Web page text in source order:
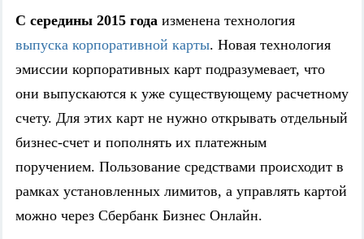
С середины 2015 года изменена технология
выпуска корпоративной карты. Новая технология
эмиссии корпоративных карт подразумевает, что
они выпускаются к уже существующему расчетному
счету. Для этих карт не нужно открывать отдельный
бизнес-счет и пополнять их платежным
поручением. Пользование средствами происходит в
рамках установленных лимитов, а управлять картой
можно через Сбербанк Бизнес Онлайн.